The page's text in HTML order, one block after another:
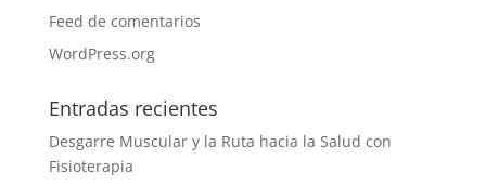
Feed de comentarios
WordPress.org
Entradas recientes
Desgarre Muscular y la Ruta hacia la Salud con
Fisioterapia